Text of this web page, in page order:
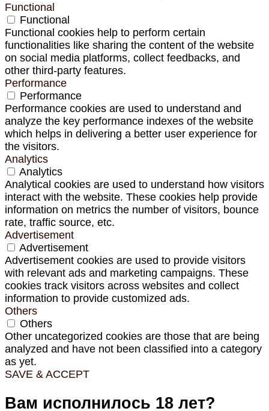
Functional
Functional
Functional cookies help to perform certain
functionalities like sharing the content of the website
on social media platforms, collect feedbacks, and
other third-party features.
Performance
Performance
Performance cookies are used to understand and
analyze the key performance indexes of the website
which helps in delivering a better user experience for
the visitors.
Analytics
Analytics
Analytical cookies are used to understand how visitors
interact with the website. These cookies help provide
information on metrics the number of visitors, bounce
rate, traffic source, etc.
Advertisement
Advertisement
Advertisement cookies are used to provide visitors
with relevant ads and marketing campaigns. These
cookies track visitors across websites and collect
information to provide customized ads.
Others
Others
Other uncategorized cookies are those that are being
analyzed and have not been classified into a category
as yet.
SAVE & ACCEPT
Вам исполнилось 18 лет?